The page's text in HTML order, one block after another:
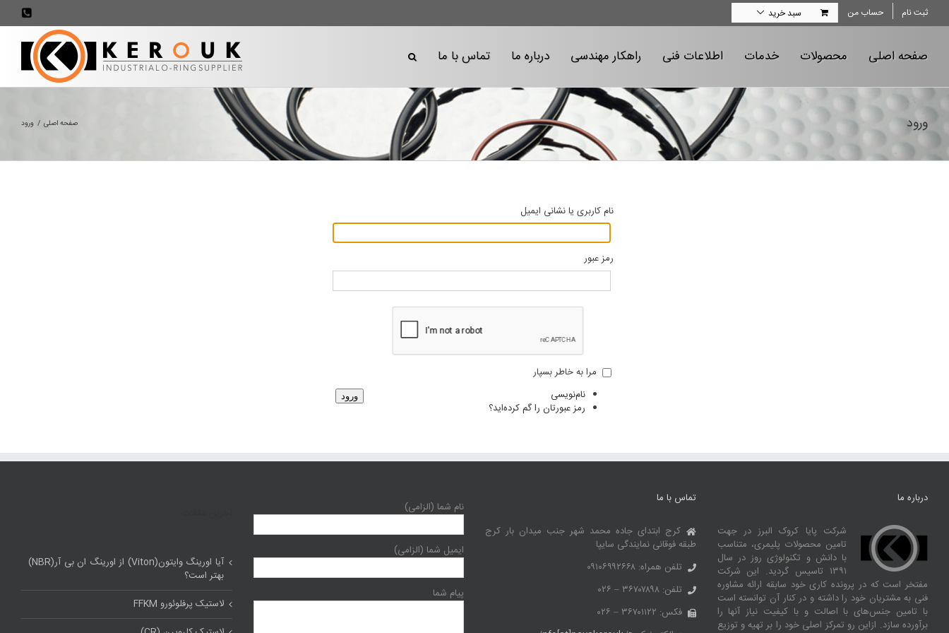
ثبت نام حساب من سبد خرید
صفحه اصلی محصولات خدمات اطلاعات فنی راهکار مهندسی درباره ما تماس با ما
ورود صفحه اصلی / ورود
نام کاربری یا نشانی ایمیل
رمز عبور
مرا به خاطر بسپار
ورود
نام‌نویسی
رمز عبورتان را گم کرده‌اید؟
درباره ما
شرکت پایا کروک البرز در جهت
تامین محصولات پلیمری، متناسب
با دانش و تکنولوژی روز در سال
۱۳۹۱ تاسیس گردید. این شرکت
مفتخر است که در پرونده کاری خود سابقه ارائه مشاوره
فنی به مشتریان خود را داشته و در کنار آن توانسته‌ است
با تامین جنس‌های با اصالت و با کیفیت نیاز آنها را
برآورده سازد. ازاین‌ رو تمرکز اصلی خود را بر تهیه و توزیع
تماس با ما
کرج ابتدای جاده محمد شهر جنب میدان بار کرج
طبقه فوقانی نمایندگی سایپا
تلفن همراه: ۰۹۱۰۶۹۹۲۶۶۸
تلفن: ۳۶۷۰۷۸۹۸ – ۰۲۶
فکس: ۳۶۷۰۱۱۲۲ – ۰۲۶
نام شما (الزامی)
ایمیل شما (الزامی)
پیام شما
آیا اورینگ وایتون(Viton) از اورینگ ان بی آر(NBR)
بهتر است؟
لاستیک پرفلوئورو FFKM